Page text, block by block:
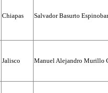
Chiapas Salvador Basurto
Jalisco Manuel Alejandro Murillo